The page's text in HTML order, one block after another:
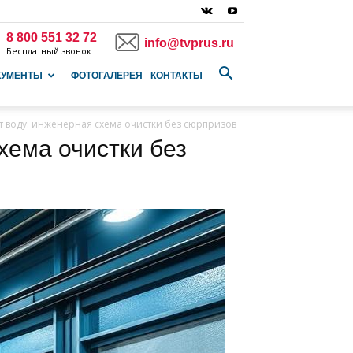
8 800 551 32 72
Бесплатный звонок
info@tvprus.ru
ФОТОГАЛЕРЕЯ КОНТАКТЫ
воду: инженерная схема очистки без сюрпризов
очистки без